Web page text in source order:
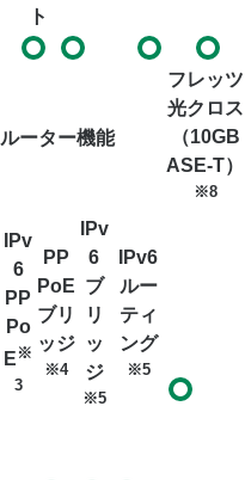
ト
ルーター機能
フレッツ
光クロス
（10GB
ASE-T）
※8
IPv
6
PP
Po
E ※
3
PP
PoE
ブリ
ッジ
※4
IPv
6
ブ
リ
ッ
ジ
※5
IPv6
ルー
ティ
ング
※5